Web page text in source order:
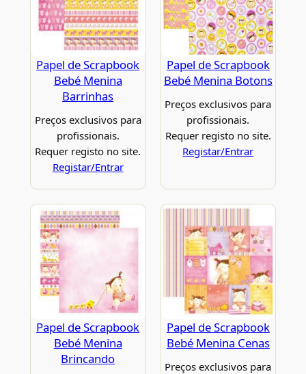
Papel de Scrapbook
Bebé Menina
Barrinhas
Preços exclusivos para
profissionais.
Requer registo no site.
Registar/Entrar
Papel de Scrapbook
Bebé Menina Botons
Preços exclusivos para
profissionais.
Requer registo no site.
Registar/Entrar
Papel de Scrapbook
Bebé Menina
Brincando
Papel de Scrapbook
Bebé Menina Cenas
Preços exclusivos para